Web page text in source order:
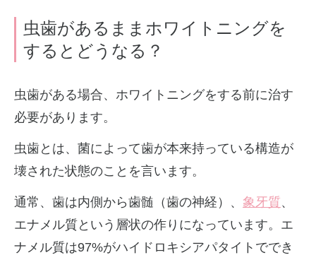
虫歯があるままホワイトニングを
するとどうなる？
虫歯がある場合、ホワイトニングをする前に治す
必要があります。
虫歯とは、菌によって歯が本来持っている構造が
壊された状態のことを言います。
通常、歯は内側から歯髄（歯の神経）、 象牙質、
エナメル質という層状の作りになっています。エ
ナメル質は97%がハイドロキシアパタイトででき